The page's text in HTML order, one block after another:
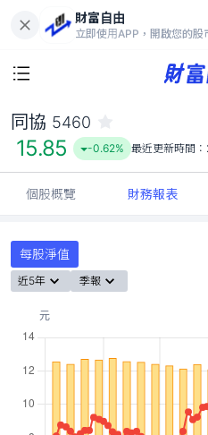
財富自由
立即使用APP，開啟您的股
15.85
-
同協 5460
15.85 -0.62% 最近更新時間：
個股概覽 財務報表
每股淨值
近5年 季報